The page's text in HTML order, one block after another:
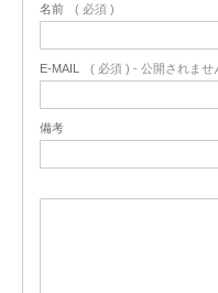
名前 ( 必須 )
E-MAIL ( 必須 ) - 公開されませ
備考